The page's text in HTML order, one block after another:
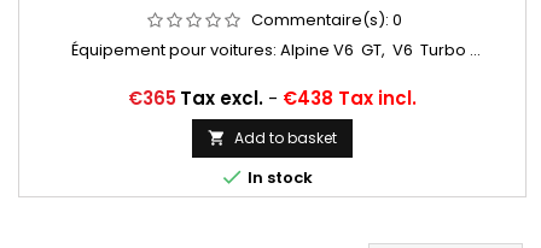
Commentaire(s): 0
Équipement pour voitures: Alpine V6 GT, V6 Turbo ...
Price
€365Tax excl. - €438 Tax incl.
 Add to basket
 In stock